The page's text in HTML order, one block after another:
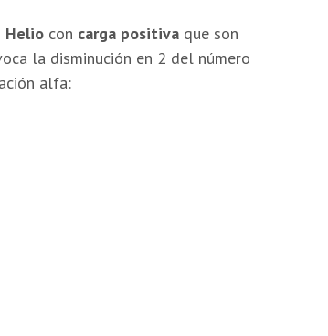
Helio con carga positivaque son
la disminución en 2 del número
alfa: